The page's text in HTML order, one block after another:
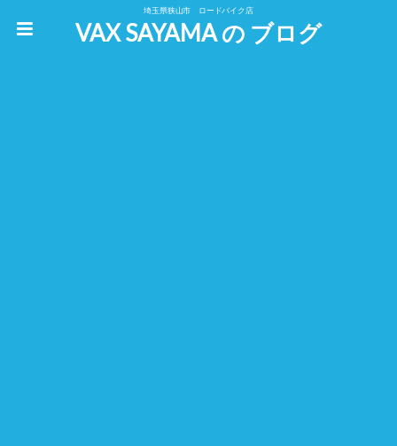
埼玉県狭山市 ロードバイク店
VAX SAYAMA の ブログ